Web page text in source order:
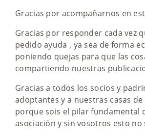
COLABORA
Gracias por acompañarnos en
Gracias por responder cada vez
pedido ayuda , ya sea de forma
poniendo quejas para que las
compartiendo nuestras
Gracias a todos los socios y
adoptantes y a nuestras casas de
porque sois el pilar fundamental
asociación y sin vosotros esto no